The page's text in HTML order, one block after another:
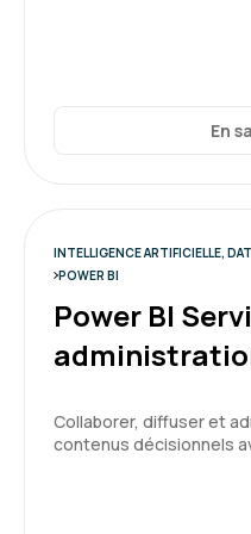
Formation : QlikSense -
Pierre V.
Je suis entièrement
En
INTELLIGENCE ARTIFICIELLE,
POWER BI
Power BI
Collaborer, diffuser et
contenus décisionnels